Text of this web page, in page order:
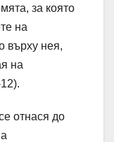
за която
на
върху нея,
на
отнася до